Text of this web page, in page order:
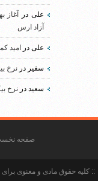
علیدر
آغاز
آزاد ارس
علی در امید
سفیر در نرخ
سعید در نرخ
صفحه
:: کلیه حقوق مادی و معنوی